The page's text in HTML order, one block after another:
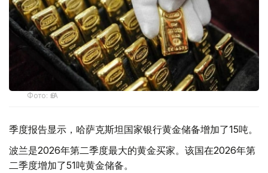
Фото: ӨзА
季度报告显示，哈萨克斯坦国家银行黄金储备增加了15吨。
波兰是2026年第二季度最大的黄金买家。该国在2026年第
二季度增加了51吨黄金储备。